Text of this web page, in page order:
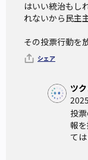
はいい統治もし
れないから民主
その投票行動を
シェア
ツ
投
報
て